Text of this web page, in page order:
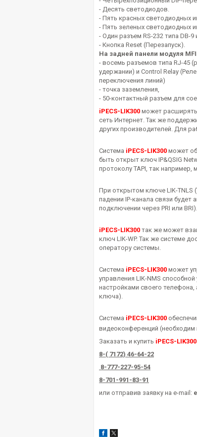
- Десять светодиодов.
- Пять красных светодиодных
- Пять зеленых светодиодных
- Один разъем RS-232 типа DB-9
- Кнопка Reset (Перезапуск).
На задней панели модуля
- восемь разъемов типа RJ-45
удержании) и Control Relay
переключения линий)
- точка заземления,
- 50-контактный разъем для
iPECS-LIK300 может
сеть Интернет. Так же
других производителей. Для
Система iPECS-LIK300 может
быть открыт ключ IP&QSIG
протоколу TAPI, так
При открытом ключе LIK-TNLS
падении IP-канала связи
подключении через PRI или BRI).
iPECS-LIK300 так же может
ключ LIK-WP. Так же системе
оператору системы.
Система iPECS-LIK300 может
управления LIK-NMS
настройками своего
ключа).
Система iPECS-LIK300
видеоконференций (необходим
Заказать и купить iPECS-LIK300
8-( 7172) 46-64-22
8-777-227-95-54
8-701-991-83-91
или отправив заявку на e-mail: